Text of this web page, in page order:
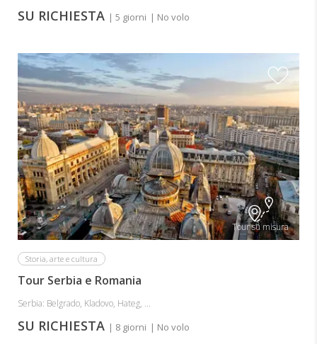
SU RICHIESTA | 5 giorni | No volo
Tour su misura
Storia, arte e cultura
Tour Serbia e Romania
Serbia: Belgrado, Kladovo, Hateg, ...
SU RICHIESTA | 8 giorni | No volo